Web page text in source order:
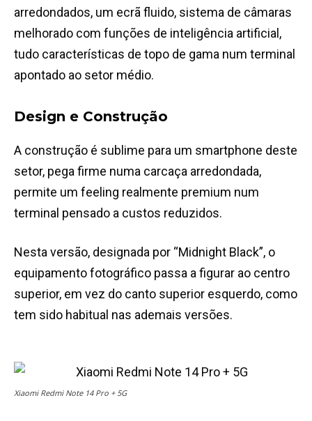
arredondados, um ecrã fluido, sistema de câmaras
melhorado com funções de inteligência artificial,
tudo características de topo de gama num terminal
apontado ao setor médio.
Design e Construção
A construção é sublime para um smartphone deste
setor, pega firme numa carcaça arredondada,
permite um feeling realmente premium num
terminal pensado a custos reduzidos.
Nesta versão, designada por “Midnight Black”, o
equipamento fotográfico passa a figurar ao centro
superior, em vez do canto superior esquerdo, como
tem sido habitual nas ademais versões.
Xiaomi Redmi Note 14 Pro + 5G